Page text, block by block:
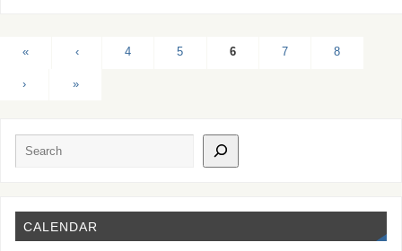
« ‹ 4 5 6 7 8
› »
CALENDAR